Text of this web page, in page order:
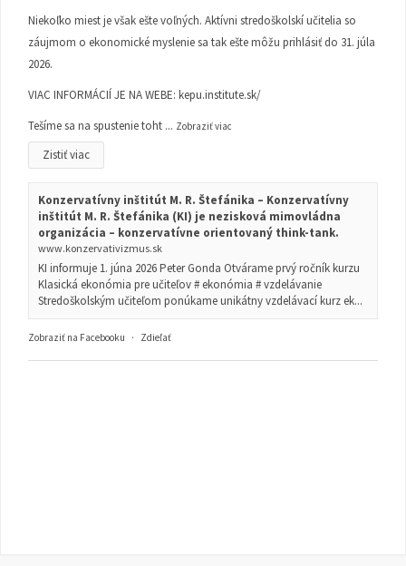
Niekoľko miest je však ešte voľných. Aktívni stredoškolskí učitelia so
záujmom o ekonomické myslenie sa tak ešte môžu prihlásiť do 31. júla
2026.
VIAC INFORMÁCIÍ JE NA WEBE: kepu.institute.sk/
Tešíme sa na spustenie toht ... Zobraziť viac
Zistiť viac
Konzervatívny inštitút M. R. Štefánika – Konzervatívny
inštitút M. R. Štefánika (KI) je nezisková mimovládna
organizácia – konzervatívne orientovaný think-tank.
www.konzervativizmus.sk
KI informuje 1. júna 2026 Peter Gonda Otvárame prvý ročník kurzu
Klasická ekonómia pre učiteľov # ekonómia # vzdelávanie
Stredoškolským učiteľom ponúkame unikátny vzdelávací kurz ek...
Zobraziť na Facebooku · Zdieľať